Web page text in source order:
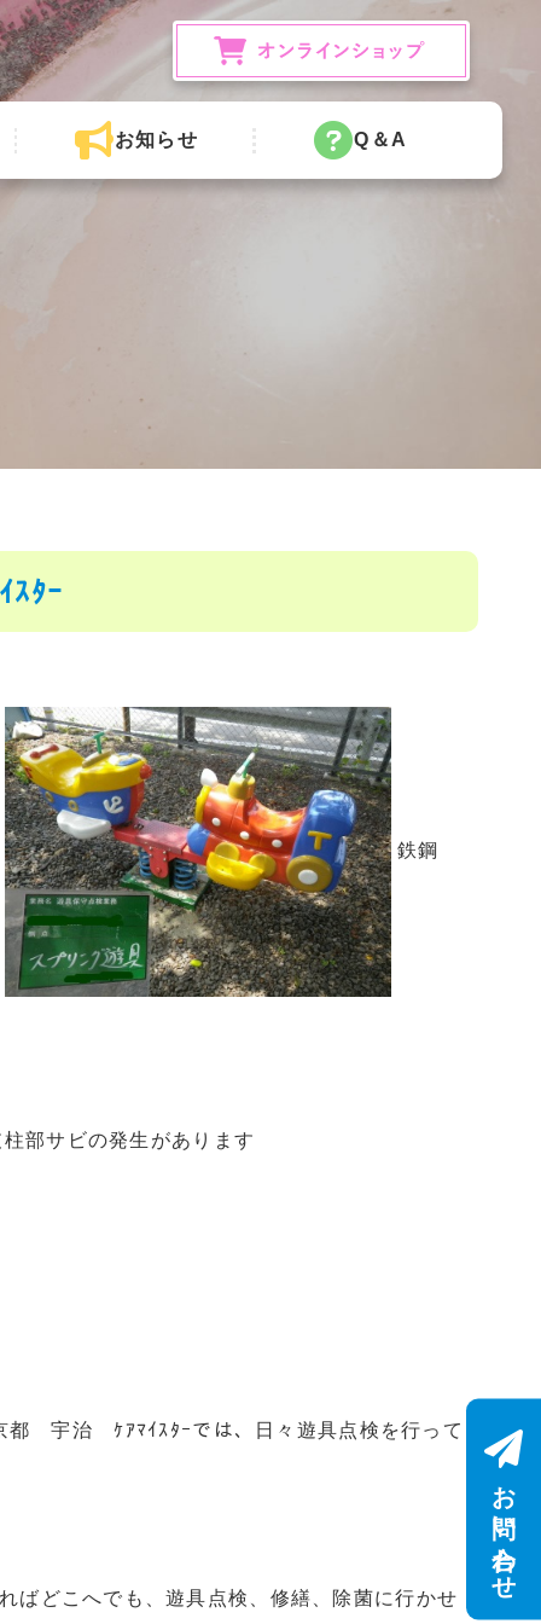
お知らせ Q＆A
ｽﾀｰ
鉄鋼
部サビの発生があります
都 宇治 ｹｱﾏｲｽﾀｰでは、日々遊具点検を行って
ばどこへでも、遊具点検、修繕、除菌に行かせ
お問い合わせ